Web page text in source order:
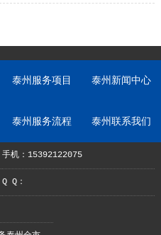
泰州服务项目 泰州新闻中心
泰州服务流程 泰州联系我们
手机：15392122075
Q Q：